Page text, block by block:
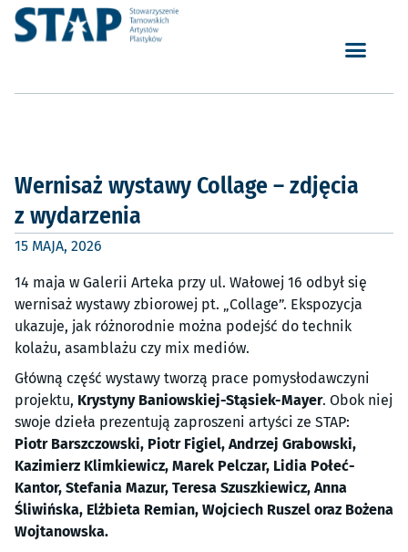
Wernisaż wystawy Collage – zdjęcia
z wydarzenia
15 MAJA, 2026
14 maja w Galerii Arteka przy ul. Wałowej 16 odbył się
wernisaż wystawy zbiorowej pt. „Collage”. Ekspozycja
ukazuje, jak różnorodnie można podejść do technik
kolażu, asamblażu czy mix mediów.
Główną część wystawy tworzą prace pomysłodawczyni
projektu, Krystyny Baniowskiej-Stąsiek-Mayer. Obok niej
swoje dzieła prezentują zaproszeni artyści ze STAP:
Piotr Barszczowski, Piotr Figiel, Andrzej Grabowski,
Kazimierz Klimkiewicz, Marek Pelczar, Lidia Połeć-
Kantor, Stefania Mazur, Teresa Szuszkiewicz, Anna
Śliwińska, Elżbieta Remian, Wojciech Ruszel oraz Bożena
Wojtanowska.